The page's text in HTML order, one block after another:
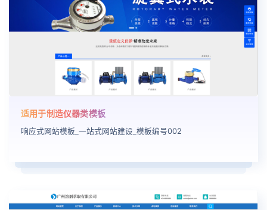
适用于制造仪器类模板
响应式网站模板_一站式网站建设_模板编号002